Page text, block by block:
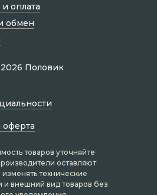
оплата
обмен
Половик
товаров уточняйте
оставляют
технические
и внешний вид товаров без
оферта